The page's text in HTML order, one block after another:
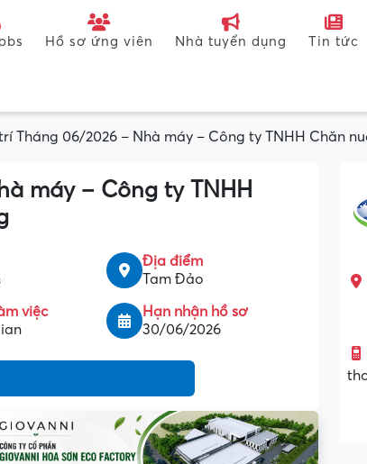
Hồ sơ ứng viên Nhà tuyển dụng Tin tức
Tháng 06/2026 – Nhà máy – Công ty TNHH Chăn
máy – Công ty TNHH
Địa điểm
Tam Đảo
việc
Hạn nhận hồ sơ
30/06/2026